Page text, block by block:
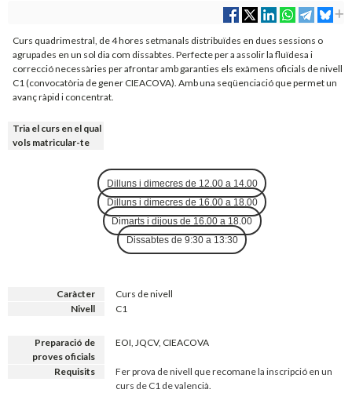
Curs quadrimestral, de 4 hores setmanals distribuïdes en dues sessions o
agrupades en un sol dia com dissabtes. Perfecte per a assolir la fluïdesa i
correcció necessàries per afrontar amb garanties els exàmens oficials de nivell
C1 (convocatòria de gener CIEACOVA). Amb una seqüenciació que permet un
avanç ràpid i concentrat.
Tria el curs en el qual
vols matricular-te
Dilluns i dimecres de 12.00 a 14.00
Dilluns i dimecres de 16.00 a 18.00
Dimarts i dijous de 16.00 a 18.00
Dissabtes de 9:30 a 13:30
Caràcter
Curs de nivell
Nivell
C1
Preparació de
proves oficials
EOI, JQCV, CIEACOVA
Requisits
Fer prova de nivell que recomane la inscripció en un
curs de C1 de valencià.